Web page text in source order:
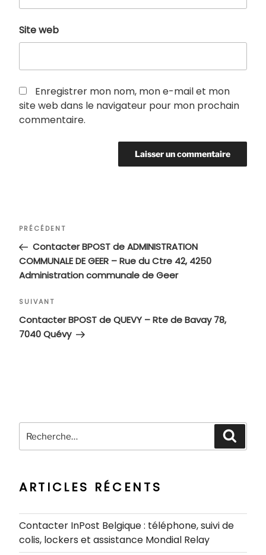
Site web
Enregistrer mon nom, mon e-mail et mon
site web dans le navigateur pour mon prochain
commentaire.
Navigation
l’article
Article
précédent
PRÉCÉDENT
Contacter BPOST de ADMINISTRATION
COMMUNALE DE GEER – Rue du Ctre 42, 4250
Administration communale de Geer
Article
suivant
SUIVANT
Contacter BPOST de QUEVY – Rte de Bavay 78,
7040 Quévy
pour
ARTICLES RÉCENTS
Contacter InPost Belgique : téléphone, suivi de
colis, lockers et assistance Mondial Relay